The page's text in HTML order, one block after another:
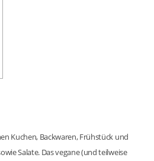
Kuchen, Backwaren, Frühstück und
Salate. Das vegane (und teilweise